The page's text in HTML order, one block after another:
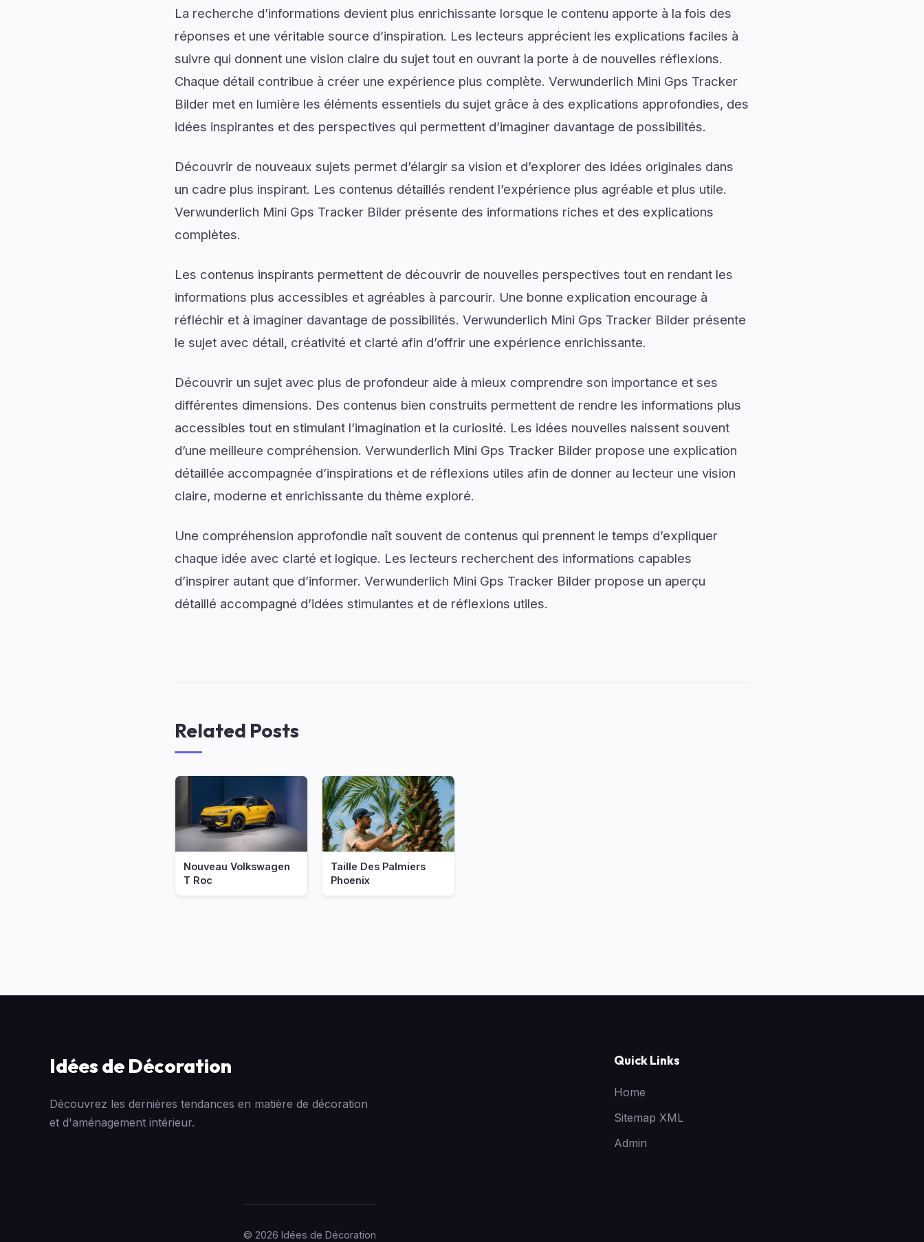
La recherche d’informations devient plus enrichissante lorsque le contenu apporte à la fois des
réponses et une véritable source d’inspiration. Les lecteurs apprécient les explications faciles à
suivre qui donnent une vision claire du sujet tout en ouvrant la porte à de nouvelles réflexions.
Chaque détail contribue à créer une expérience plus complète. Verwunderlich Mini Gps Tracker
Bilder met en lumière les éléments essentiels du sujet grâce à des explications approfondies, des
idées inspirantes et des perspectives qui permettent d’imaginer davantage de possibilités.
Découvrir de nouveaux sujets permet d’élargir sa vision et d’explorer des idées originales dans
un cadre plus inspirant. Les contenus détaillés rendent l’expérience plus agréable et plus utile.
Verwunderlich Mini Gps Tracker Bilder présente des informations riches et des explications
complètes.
Les contenus inspirants permettent de découvrir de nouvelles perspectives tout en rendant les
informations plus accessibles et agréables à parcourir. Une bonne explication encourage à
réfléchir et à imaginer davantage de possibilités. Verwunderlich Mini Gps Tracker Bilder présente
le sujet avec détail, créativité et clarté afin d’offrir une expérience enrichissante.
Découvrir un sujet avec plus de profondeur aide à mieux comprendre son importance et ses
différentes dimensions. Des contenus bien construits permettent de rendre les informations plus
accessibles tout en stimulant l’imagination et la curiosité. Les idées nouvelles naissent souvent
d’une meilleure compréhension. Verwunderlich Mini Gps Tracker Bilder propose une explication
détaillée accompagnée d’inspirations et de réflexions utiles afin de donner au lecteur une vision
claire, moderne et enrichissante du thème exploré.
Une compréhension approfondie naît souvent de contenus qui prennent le temps d’expliquer
chaque idée avec clarté et logique. Les lecteurs recherchent des informations capables
d’inspirer autant que d’informer. Verwunderlich Mini Gps Tracker Bilder propose un aperçu
détaillé accompagné d’idées stimulantes et de réflexions utiles.
Related Posts
Nouveau Volkswagen
T Roc
Taille Des Palmiers
Phoenix
Idées de Décoration
Découvrez les dernières tendances en matière de décoration
et d'aménagement intérieur.
Quick Links
Home
Sitemap XML
Admin
© 2026 Idées de Décoration